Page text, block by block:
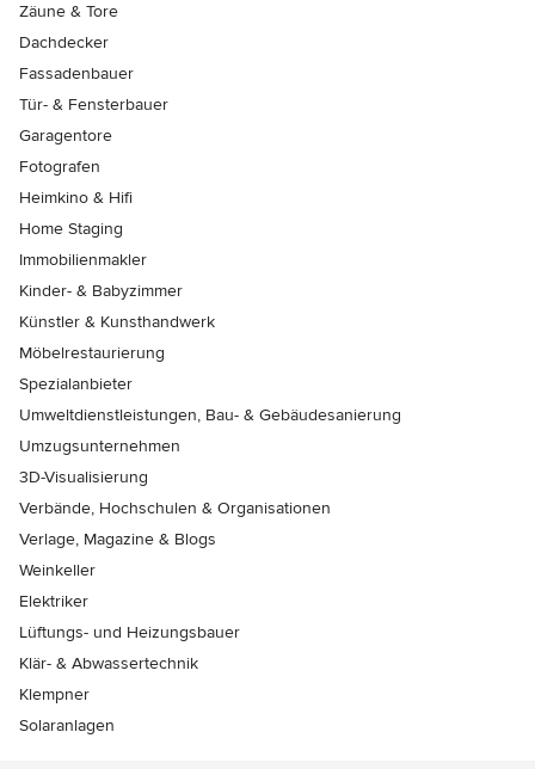
Zäune & Tore
Dachdecker
Fassadenbauer
Tür- & Fensterbauer
Garagentore
Fotografen
Heimkino & Hifi
Home Staging
Immobilienmakler
Kinder- & Babyzimmer
Künstler & Kunsthandwerk
Möbelrestaurierung
Spezialanbieter
Umweltdienstleistungen, Bau- & Gebäudesanierung
Umzugsunternehmen
3D-Visualisierung
Verbände, Hochschulen & Organisationen
Verlage, Magazine & Blogs
Weinkeller
Elektriker
Lüftungs- und Heizungsbauer
Klär- & Abwassertechnik
Klempner
Solaranlagen